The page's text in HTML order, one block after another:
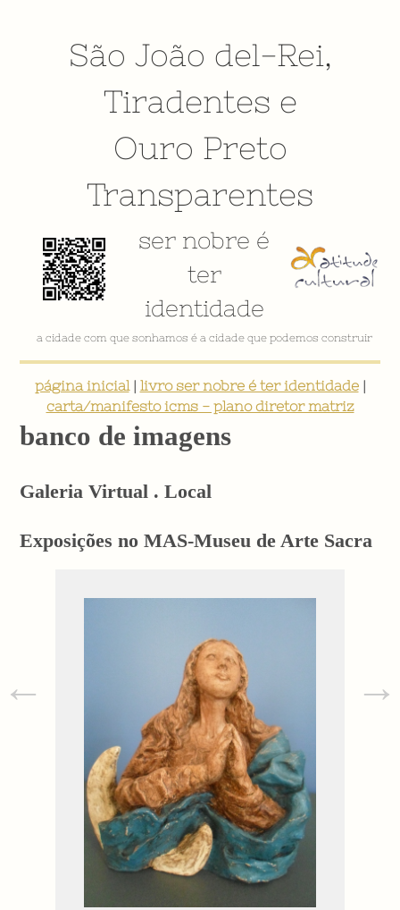
São João del-Rei,
Tiradentes e
Ouro Preto
Transparentes
ser nobre é
ter
identidade
a cidade com que sonhamos é a cidade que podemos construir
página inicial| livro ser nobre é ter identidade|
carta/manifesto icms - plano diretor matriz
banco de imagens
Galeria Virtual . Local
Exposições no MAS-Museu de Arte Sacra
← →